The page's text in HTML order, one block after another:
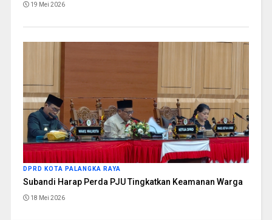
19 Mei 2026
DPRD KOTA PALANGKA RAYA
Subandi Harap Perda PJU Tingkatkan Keamanan Warga
18 Mei 2026